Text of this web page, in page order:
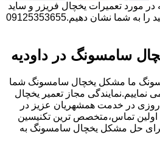
در مورد تعمیرات یخچال فریزر و ساید
بای ساید سامسونگ باید بدانید را به شما نشان دهیم.09125353655
سامسونگ در داودیه
ما مشکل یخچال سامسونگ شما
مجاز تعمیر یخچال
در خدمت همشهریان عزیز در
اولین تماس،متخصص ترین تکنیسین
حل مشکل یخچال سامسونگ به